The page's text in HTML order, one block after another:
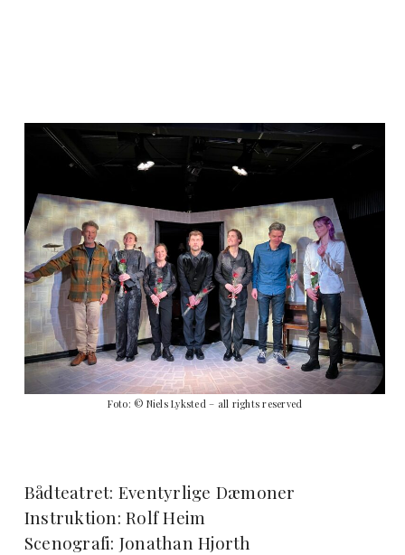
Foto: © Niels Lyksted – all rights reserved
Bådteatret: Eventyrlige Dæmoner
Instruktion: Rolf Heim
Scenografi: Jonathan Hjorth